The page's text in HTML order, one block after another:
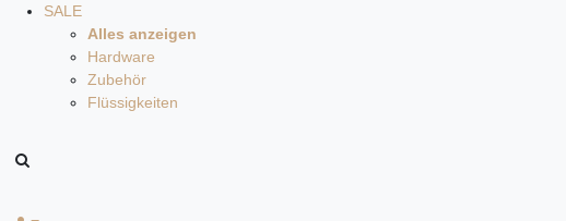
SALE
Alles anzeigen
Hardware
Zubehör
Flüssigkeiten